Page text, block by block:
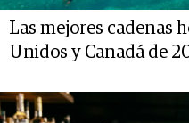
Las mejores cadenas
Unidos y Canadá de